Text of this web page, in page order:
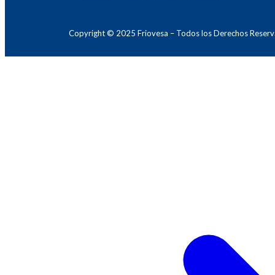
Copyright © 2025 Friovesa – Todos los Derechos